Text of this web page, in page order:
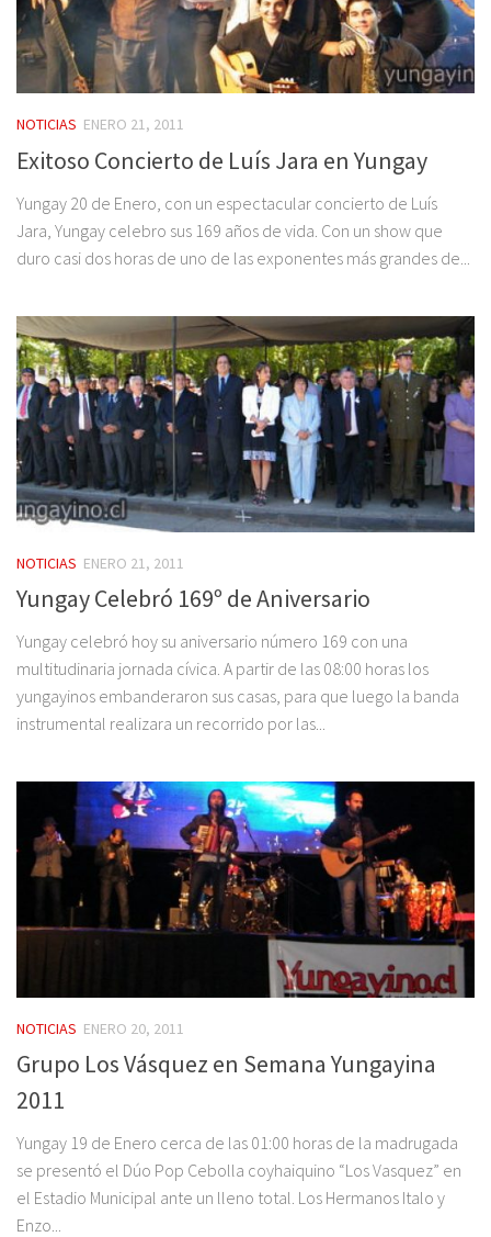
NOTICIAS ENERO 21, 2011
Exitoso Concierto de Luís Jara en Yungay
Yungay 20 de Enero, con un espectacular concierto de Luís
Jara, Yungay celebro sus 169 años de vida. Con un show que
duro casi dos horas de uno de las exponentes más grandes de...
NOTICIAS ENERO 21, 2011
Yungay Celebró 169º de Aniversario
Yungay celebró hoy su aniversario número 169 con una
multitudinaria jornada cívica. A partir de las 08:00 horas los
yungayinos embanderaron sus casas, para que luego la banda
instrumental realizara un recorrido por las...
NOTICIAS ENERO 20, 2011
Grupo Los Vásquez en Semana Yungayina
2011
Yungay 19 de Enero cerca de las 01:00 horas de la madrugada
se presentó el Dúo Pop Cebolla coyhaiquino “Los Vasquez” en
el Estadio Municipal ante un lleno total. Los Hermanos Italo y
Enzo...